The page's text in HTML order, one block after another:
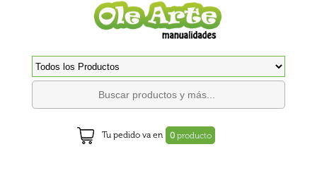
Tu pedido va en 0 producto